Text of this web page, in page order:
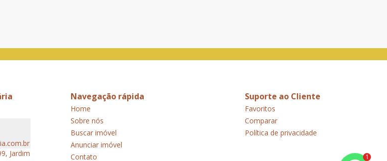
Jardim
Navegação rápida
Home
Sobre nós
Buscar imóvel
Anunciar imóvel
Contato
Suporte ao Cliente
Favoritos
Comparar
Política de privacidade
1